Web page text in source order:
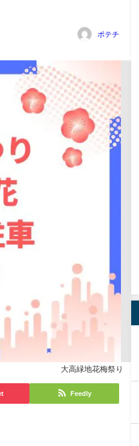
ポテチ
大高緑地花梅祭り
Feedly